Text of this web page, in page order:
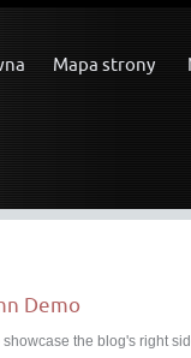
Mapa strony
Demo
the blog's right